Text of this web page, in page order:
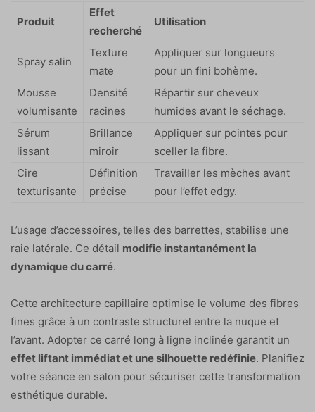
Produit
Effet
recherché
Utilisation
Spray salin
Texture
mate
Appliquer sur longueurs
pour un fini bohème.
Mousse
volumisante
Densité
racines
Répartir sur cheveux
humides avant le séchage.
Sérum
lissant
Brillance
miroir
Appliquer sur pointes pour
sceller la fibre.
Cire
texturisante
Définition
précise
Travailler les mèches avant
pour l’effet edgy.
L’usage d’accessoires, telles des barrettes, stabilise une
raie latérale. Ce détail modifie instantanément la
dynamique du carré.
Cette architecture capillaire optimise le volume des fibres
fines grâce à un contraste structurel entre la nuque et
l’avant. Adopter ce carré long à ligne inclinée garantit un
effet liftant immédiat et une silhouette redéfinie. Planifiez
votre séance en salon pour sécuriser cette transformation
esthétique durable.